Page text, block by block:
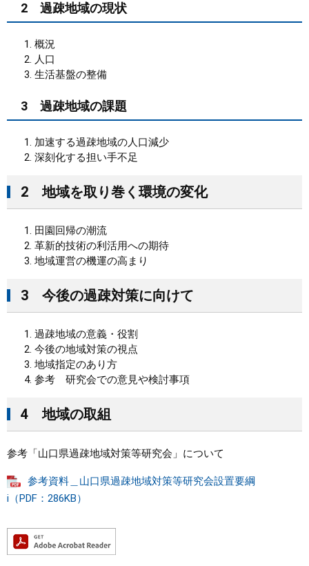
2 過疎地域の現状
概況
人口
生活基盤の整備
3 過疎地域の課題
加速する過疎地域の人口減少
深刻化する担い手不足
2 地域を取り巻く環境の変化
田園回帰の潮流
革新的技術の利活用への期待
地域運営の機運の高まり
3 今後の過疎対策に向けて
過疎地域の意義・役割
今後の地域対策の視点
地域指定のあり方
参考 研究会での意見や検討事項
4 地域の取組
参考「山口県過疎地域対策等研究会」について
参考資料＿山口県過疎地域対策等研究会設置要綱
i（PDF：286KB）